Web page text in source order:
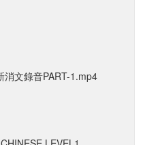
消文錄音PART-1.mp4